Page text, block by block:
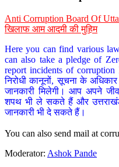
Anti Corruption Board Of
खिलाफ आम आदमी की मुहिम
Here you can find various
can also take a pledge of
report incidents of corruption
निरोधी कानूनों, सूचना के
जानकारी मिलेगी। आप अपने
शपथ भी ले सकते हैं और उत्तराखंड
जानकारी भी दे सकते हैं।
You can also send mail at
Moderator: Ashok Pande